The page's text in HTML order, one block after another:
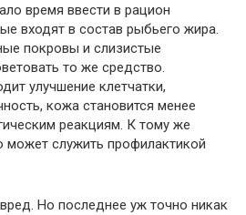
время ввести в рацион
входят в состав рыбьего жира.
покровы и слизистые
то же средство.
улучшение клетчатки,
кожа становится менее
реакциям. К тому же
может служить профилактикой
Но последнее уж точно никак